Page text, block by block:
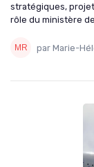
stratégiques,
rôle du ministère
par Marie-